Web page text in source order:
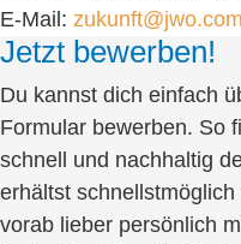
E-Mail: zukunft@jwo.com
Jetzt bewerben!
Du kannst dich einfach
Formular bewerben. So
schnell und nachhaltig
erhältst
vorab lieber persönlich